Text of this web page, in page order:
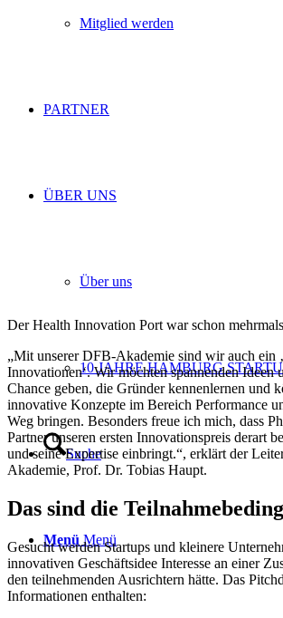
Mitglied werden
PARTNER
ÜBER UNS
Über uns
10 JAHRE HAMBURG
Suche
Menü Menü
Der Health Innovation Port war schon
„Mit unserer DFB-Akademie sind wir auch ein
Innovationen‘. Wir möchten spannenden Ideen
Chance geben, die Gründer kennenlernen und
innovative Konzepte im Bereich Performance
Weg bringen. Besonders freue ich mich, dass
Partner unseren ersten Innovationspreis derart
und seine Expertise einbringt.“, erklärt der
Akademie, Prof. Dr. Tobias Haupt.
Das sind die
Gesucht werden Startups und kleinere
innovativen Geschäftsidee Interesse an einer
den teilnehmenden Ausrichtern hätte. Das
Informationen enthalten: